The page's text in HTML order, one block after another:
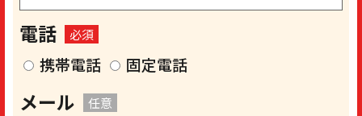
電話 必須
携帯電話 固定電話
メール 任意